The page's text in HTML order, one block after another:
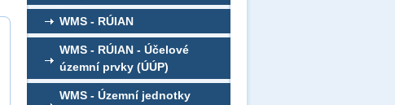
WMS - RÚIAN
WMS - RÚIAN - Účelové
územní prvky (ÚÚP)
WMS - Územní jednotky